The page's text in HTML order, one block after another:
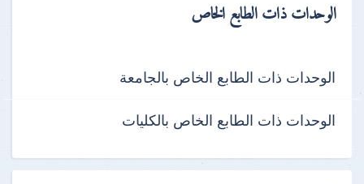
الوحدات ذات الطابع الخاص
الوحدات ذات الطابع الخاص بالجامعة
الوحدات ذات الطابع الخاص بالكليات